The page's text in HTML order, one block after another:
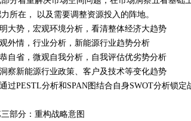
所在， 以及需要调整资源投入的阵地。
大势，宏观环境分析，看清整体经济大趋势
外情，行业分析，新能源行业趋势分析
自省，微观自我分析，自我评估优劣势分析
察新能源行业政策、客户及技术等变化趋势
过PESTL分析和SPAN图结合自身SWOT分析锁定
部分：重构战略意图